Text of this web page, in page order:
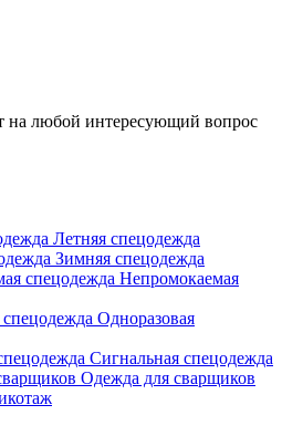
на любой интересующий вопрос
Летняя спецодежда
Зимняя спецодежда
Непромокаемая
Одноразовая
Сигнальная спецодежда
Одежда для сварщиков